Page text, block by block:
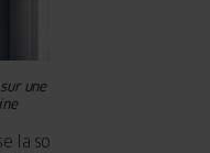
une porte d’alu vitrée épurée
la sobriété de la